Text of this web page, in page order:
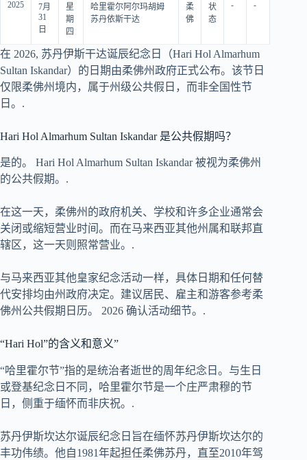
2025
7月
31
日
星
期
四
哈里霍尔阿尔玛胡姆
苏丹依斯干达
柔
佛
状
态
- -
在 2026, 苏丹伊斯干达诞辰纪念日（Hari Hol Almarhum
Sultan Iskandar）的日期由柔佛州政府正式公布。该节日
仅限柔佛州境内，属于州级公共假日，而非全国性节
日。.
Hari Hol Almarhum Sultan Iskandar 是公共假期吗？
是的。 Hari Hol Almarhum Sultan Iskandar 被视为柔佛州
的公共假期。.
在这一天，柔佛州的政府机关、学校和许多企业通常会
关闭或缩短营业时间。而在马来西亚其他州属和联邦直
辖区，这一天则照常营业。.
与马来西亚其他皇家纪念活动一样，具体日期和任何替
代安排均由州政府决定。建议居民、雇主和游客参考柔
佛州公共假期日历。 2026 确认活动细节。.
“Hari Hol”的含义和意义”
“哈里霍尔节”指的是统治者逝世的周年纪念日。与生日
或登基纪念日不同，哈里霍尔节是一个庄严肃穆的节
日，侧重于缅怀而非庆祝。.
苏丹伊斯坎达尔诞辰纪念日旨在缅怀苏丹伊斯坎达尔的
丰功伟绩。他自1981年起担任柔佛苏丹，直至2010年驾